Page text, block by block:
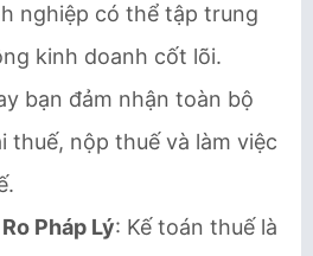
nghiệp có thể tập trung
kinh doanh cốt lõi.
bạn đảm nhận toàn bộ
thuế, nộp thuế và làm việc
Pháp Lý: Kế toán thuế là